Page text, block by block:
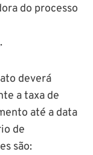
do processo
.
deverá
a taxa de
até a data
de
são: